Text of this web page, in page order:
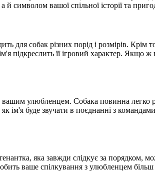
вашої спільної історії та
для собак різних порід і розмірів.
підкреслить її ігровий характер. Якщо
улюбленцем. Собака повинна легко
буде звучати в поєднанні з
яка завжди слідкує за порядком,
ваше спілкування з улюбленцем більш